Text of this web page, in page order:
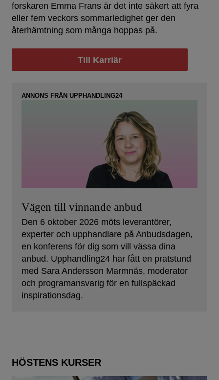
forskaren Emma Frans är det inte säkert att fyra
eller fem veckors sommarledighet ger den
återhämtning som många hoppas på.
Till Karriär
ANNONS FRÅN UPPHANDLING24
Vägen till vinnande anbud
Den 6 oktober 2026 möts leverantörer,
experter och upphandlare på Anbudsdagen,
en konferens för dig som vill vässa dina
anbud. Upphandling24 har fått en pratstund
med Sara Andersson Marmnäs, moderator
och programansvarig för en fullspäckad
inspirationsdag.
HÖSTENS KURSER